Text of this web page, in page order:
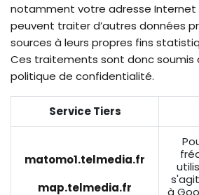
notamment votre adresse Internet
peuvent traiter d’autres données
sources à leurs propres fins
Ces traitements sont donc soumis
politique de confidentialité.
Service Tiers
matomo1.telmedia.fr
map.telmedia.fr
à